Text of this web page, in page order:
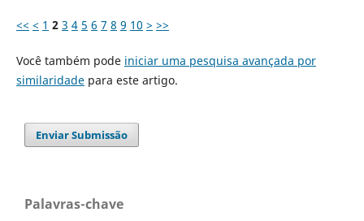
<< < 1 2 3 4 5 6 7 8 9 10 > >>
Você também pode iniciar uma pesquisa avançada por
similaridadepara este artigo.
Enviar Submissão
Palavras-chave